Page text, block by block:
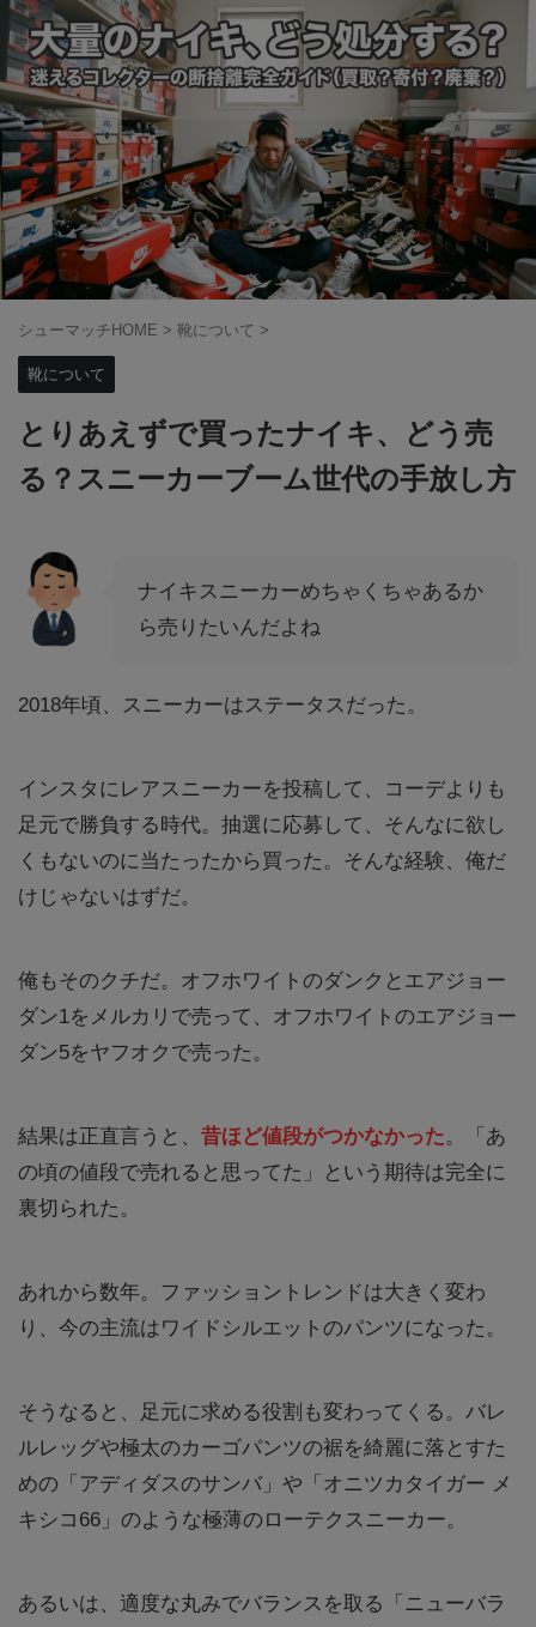
シューマッチHOME > 靴について >
靴について
とりあえずで買ったナイキ、どう売
る？スニーカーブーム世代の手放し方
ナイキスニーカーめちゃくちゃあるか
ら売りたいんだよね
2018年頃、スニーカーはステータスだった。
インスタにレアスニーカーを投稿して、コーデよりも
足元で勝負する時代。抽選に応募して、そんなに欲し
くもないのに当たったから買った。そんな経験、俺だ
けじゃないはずだ。
俺もそのクチだ。オフホワイトのダンクとエアジョー
ダン1をメルカリで売って、オフホワイトのエアジョー
ダン5をヤフオクで売った。
結果は正直言うと、 昔ほど値段がつかなかった。「あ
の頃の値段で売れると思ってた」という期待は完全に
裏切られた。
あれから数年。ファッショントレンドは大きく変わ
り、今の主流はワイドシルエットのパンツになった。
そうなると、足元に求める役割も変わってくる。バレ
ルレッグや極太のカーゴパンツの裾を綺麗に落とすた
めの「アディダスのサンバ」や「オニツカタイガー メ
キシコ66」のような極薄のローテクスニーカー。
あるいは、適度な丸みでバランスを取る「ニューバラ